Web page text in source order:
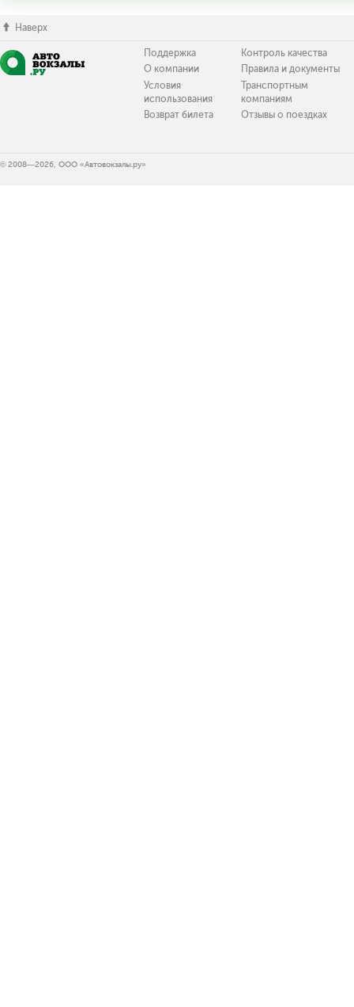
Наверх
Поддержка
О компании
Условия
использования
Возврат билета
Контроль качества
Правила и документы
Транспортным
компаниям
Отзывы о поездках
© 2008—2026, ООО «Автовокзалы.ру»